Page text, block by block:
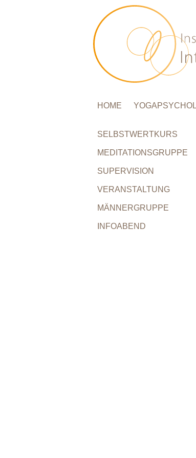
HOME
SELBSTWERTKURS
MEDITATIONSGRUPPE
SUPERVISION
VERANSTALTUNG
MÄNNERGRUPPE
INFOABEND